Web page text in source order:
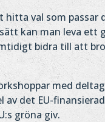
val som passar
kan man leva ett
bidra till att
med
av det EU-
gröna giv.